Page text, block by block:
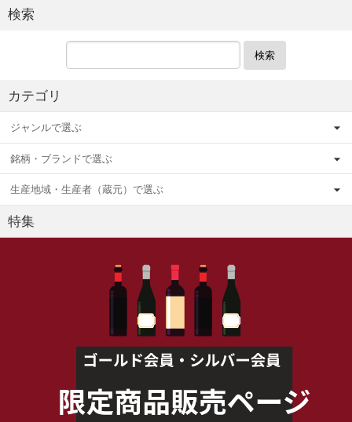
検索
検索
カテゴリ
ジャンルで選ぶ
銘柄・ブランドで選ぶ
生産地域・生産者（蔵元）で選ぶ
特集